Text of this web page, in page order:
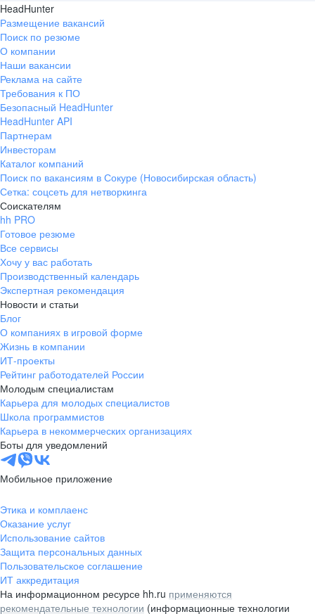
HeadHunter
Размещение вакансий
Поиск по резюме
О компании
Наши вакансии
Реклама на сайте
Требования к ПО
Безопасный HeadHunter
HeadHunter API
Партнерам
Инвесторам
Каталог компаний
Поиск по вакансиям в Сокуре (Новосибирская область)
Сетка: соцсеть для нетворкинга
Соискателям
hh PRO
Готовое резюме
Все сервисы
Хочу у вас работать
Производственный календарь
Экспертная рекомендация
Новости и статьи
Блог
О компаниях в игровой форме
Жизнь в компании
ИТ-проекты
Рейтинг работодателей России
Молодым специалистам
Карьера для молодых специалистов
Школа программистов
Карьера в некоммерческих организациях
Боты для уведомлений
Мобильное приложение
Этика и комплаенс
Оказание услуг
Использование сайтов
Защита персональных данных
Пользовательское соглашение
ИТ аккредитация
На информационном ресурсе hh.ru применяются
рекомендательные технологии (информационные технологии